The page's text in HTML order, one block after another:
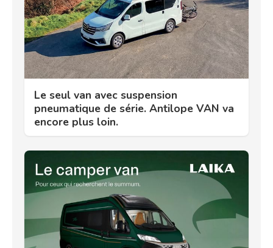
Le seul van avec suspension
pneumatique de série. Antilope VAN va
encore plus loin.